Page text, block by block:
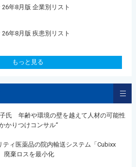
年8月版 企業別リスト
年8月版 疾患別リスト
もっと見る
氏 年齢や環境の壁を越えて人材の可能性
かりつけコンサル“
ィ医薬品の院内輸送システム「Cubixx
棄ロスを最小化